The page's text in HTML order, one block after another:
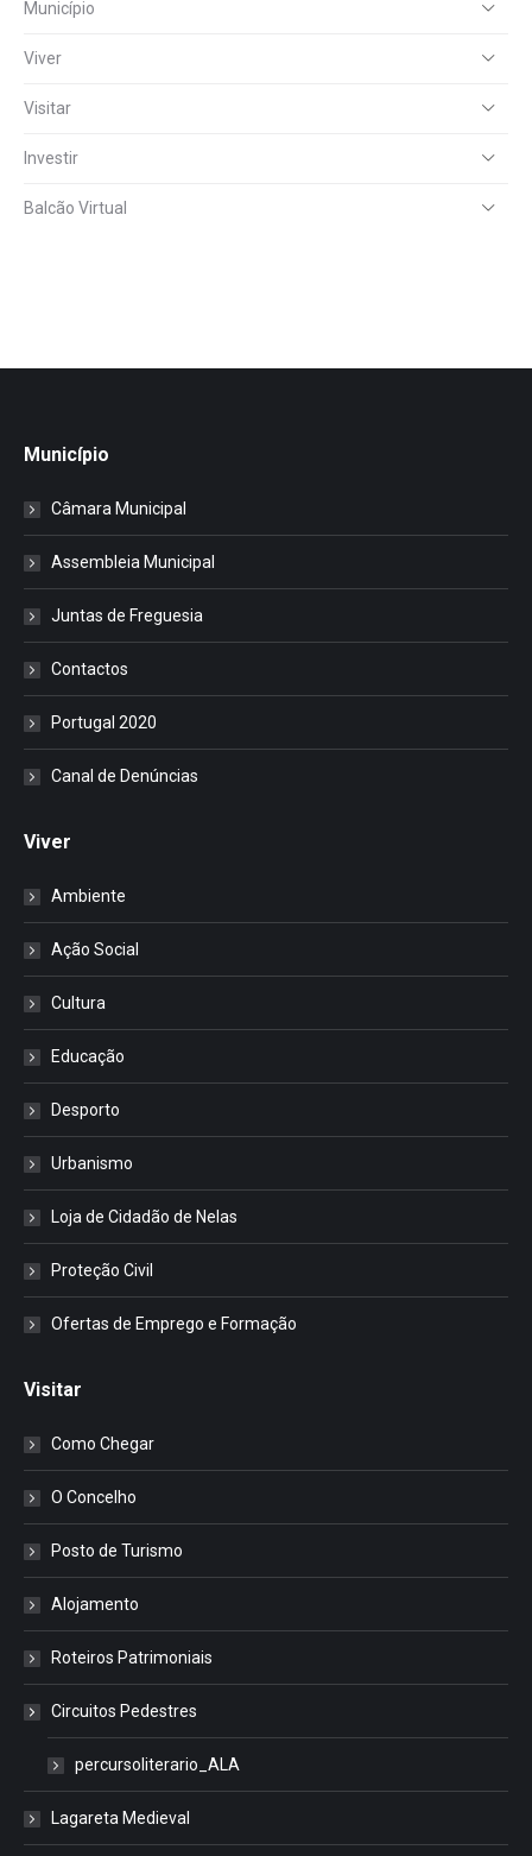
Município
Viver
Visitar
Investir
Balcão Virtual
Município
Câmara Municipal
Assembleia Municipal
Juntas de Freguesia
Contactos
Portugal 2020
Canal de Denúncias
Viver
Ambiente
Ação Social
Cultura
Educação
Desporto
Urbanismo
Loja de Cidadão de Nelas
Proteção Civil
Ofertas de Emprego e Formação
Visitar
Como Chegar
O Concelho
Posto de Turismo
Alojamento
Roteiros Patrimoniais
Circuitos Pedestres
percursoliterario_ALA
Lagareta Medieval